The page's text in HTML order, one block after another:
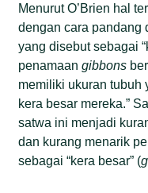
Menurut O’Brien hal
dengan cara pandang
yang disebut sebagai
penamaangibbons
memiliki ukuran tubuh
kera besar mereka.”
satwa ini menjadi
dan kurang menarik
sebagai “kera besar” (